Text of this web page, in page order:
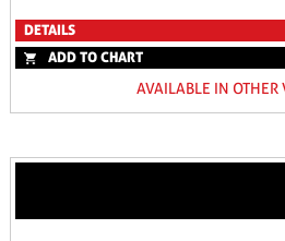
DETAILS
ADD TO CHART
AVAILABLE IN OTHER